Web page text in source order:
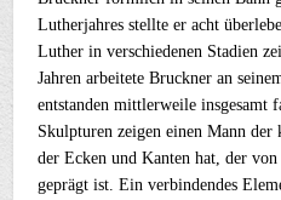
Lutherjahres stellte er acht
Luther in verschiedenen Stadien
Jahren arbeitete Bruckner an
entstanden mittlerweile insgesamt
Skulpturen zeigen einen Mann
der Ecken und Kanten hat, der
geprägt ist. Ein verbindendes